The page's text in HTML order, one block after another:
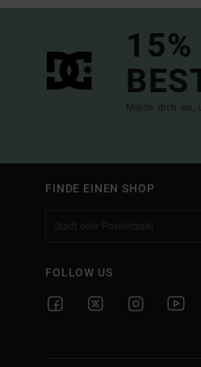
Melde dich an,
FINDE EINEN SHOP
FOLLOW US